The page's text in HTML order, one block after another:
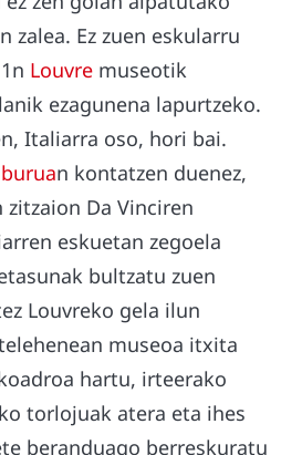
zalea. Ez zuen eskularru
Louvre museotik
ezagunena lapurtzeko.
Italiarra oso, hori bai.
n kontatzen duenez,
zitzaion Da Vinciren
eskuetan zegoela
bultzatu zuen
Louvreko gela ilun
museoa itxita
hartu, irteerako
torlojuak atera eta ihes
beranduago berreskuratu